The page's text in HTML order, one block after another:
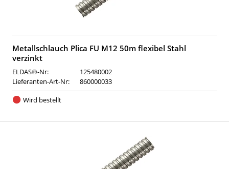
Metallschlauch Plica FU M12 50m flexibel Stahl
verzinkt
ELDAS®-Nr:
125480002
Lieferanten-Art-Nr:
860000033
Wird bestellt